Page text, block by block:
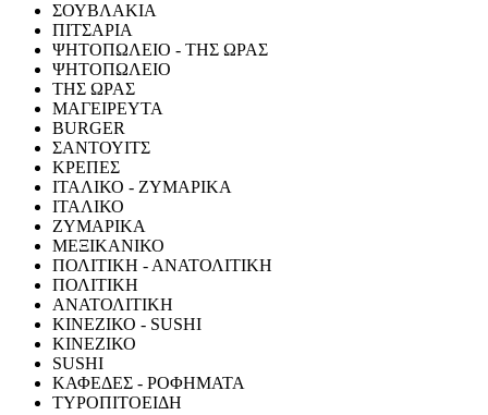
ΣΟΥΒΛΑΚΙΑ
ΠΙΤΣΑΡΙΑ
ΨΗΤΟΠΩΛΕΙΟ - ΤΗΣ ΩΡΑΣ
ΨΗΤΟΠΩΛΕΙΟ
ΤΗΣ ΩΡΑΣ
ΜΑΓΕΙΡΕΥΤΑ
BURGER
ΣΑΝΤΟΥΙΤΣ
ΚΡΕΠΕΣ
ΙΤΑΛΙΚΟ - ΖΥΜΑΡΙΚΑ
ΙΤΑΛΙΚΟ
ΖΥΜΑΡΙΚΑ
ΜΕΞΙΚΑΝΙΚΟ
ΠΟΛΙΤΙΚΗ - ΑΝΑΤΟΛΙΤΙΚΗ
ΠΟΛΙΤΙΚΗ
ΑΝΑΤΟΛΙΤΙΚΗ
ΚΙΝΕΖΙΚΟ - SUSHI
ΚΙΝΕΖΙΚΟ
SUSHI
ΚΑΦΕΔΕΣ - ΡΟΦΗΜΑΤΑ
ΤΥΡΟΠΙΤΟΕΙΔΗ